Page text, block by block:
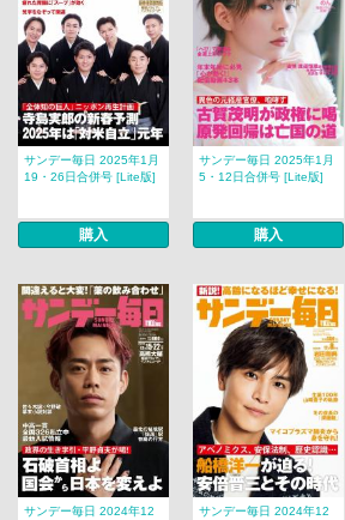
サンデー毎日 2025年1月
19・26日合併号 [Lite版]
購入
サンデー毎日 2025年1月
5・12日合併号 [Lite版]
購入
サンデー毎日 2024年12
サンデー毎日 2024年12